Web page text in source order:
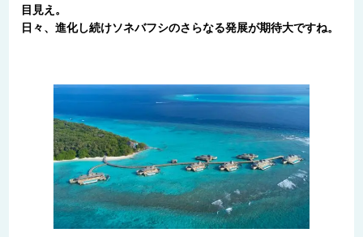
目見え。
日々、進化し続けソネバフシのさらなる発展が期待大ですね。